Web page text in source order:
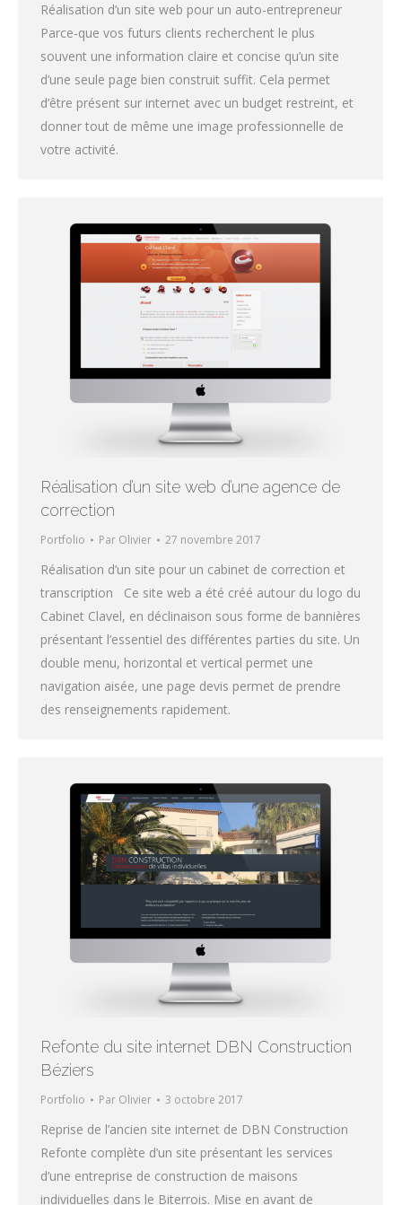
Réalisation d’un site web pour un auto-entrepreneur
Parce-que vos futurs clients recherchent le plus
souvent une information claire et concise qu’un site
d’une seule page bien construit suffit. Cela permet
d’être présent sur internet avec un budget restreint, et
donner tout de même une image professionnelle de
votre activité.
Réalisation d’un site web d’une agence de
correction
Portfolio Par Olivier 27 novembre 2017
Réalisation d’un site pour un cabinet de correction et
transcription Ce site web a été créé autour du logo du
Cabinet Clavel, en déclinaison sous forme de bannières
présentant l’essentiel des différentes parties du site. Un
double menu, horizontal et vertical permet une
navigation aisée, une page devis permet de prendre
des renseignements rapidement.
Refonte du site internet DBN Construction
Béziers
Portfolio Par Olivier 3 octobre 2017
Reprise de l’ancien site internet de DBN Construction
Refonte complète d’un site présentant les services
d’une entreprise de construction de maisons
individuelles dans le Biterrois. Mise en avant de